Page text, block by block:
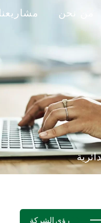
من نحن مشاريعنا
رؤى الشركة